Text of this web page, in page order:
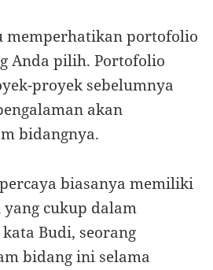
memperhatikan portofolio
Anda pilih. Portofolio
proyek sebelumnya
akan
bidangnya.
biasanya memiliki
cukup dalam
Budi, seorang
bidang ini selama